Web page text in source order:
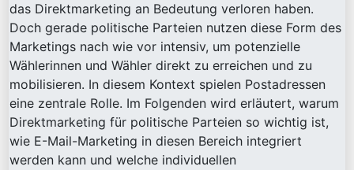
das Direktmarketing an Bedeutung verloren haben.
Doch gerade politische Parteien nutzen diese Form des
Marketings nach wie vor intensiv, um potenzielle
Wählerinnen und Wähler direkt zu erreichen und zu
mobilisieren. In diesem Kontext spielen Postadressen
eine zentrale Rolle. Im Folgenden wird erläutert, warum
Direktmarketing für politische Parteien so wichtig ist,
wie E-Mail-Marketing in diesen Bereich integriert
werden kann und welche individuellen